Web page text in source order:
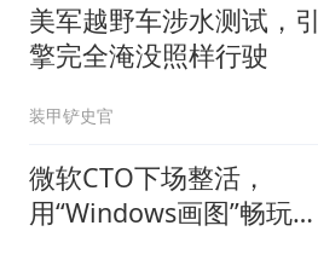
美军越野车涉水测试，引
擎完全淹没照样行驶
装甲铲史官
微软CTO下场整活，
用“Windows画图”畅玩